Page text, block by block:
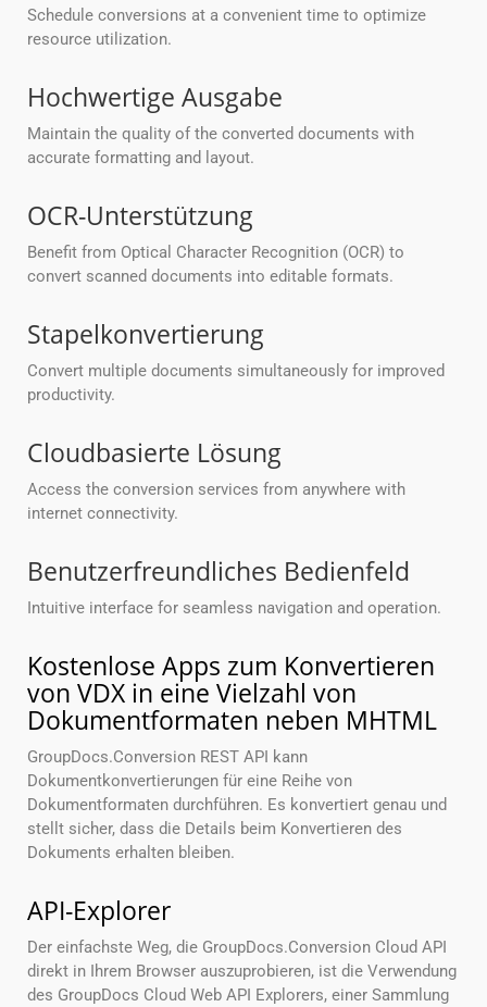
Schedule conversions at a convenient time to optimize
resource utilization.
Hochwertige Ausgabe
Maintain the quality of the converted documents with
accurate formatting and layout.
OCR-Unterstützung
Benefit from Optical Character Recognition (OCR) to
convert scanned documents into editable formats.
Stapelkonvertierung
Convert multiple documents simultaneously for improved
productivity.
Cloudbasierte Lösung
Access the conversion services from anywhere with
internet connectivity.
Benutzerfreundliches Bedienfeld
Intuitive interface for seamless navigation and operation.
Kostenlose Apps zum Konvertieren
von VDX in eine Vielzahl von
Dokumentformaten neben MHTML
GroupDocs.Conversion REST API kann
Dokumentkonvertierungen für eine Reihe von
Dokumentformaten durchführen. Es konvertiert genau und
stellt sicher, dass die Details beim Konvertieren des
Dokuments erhalten bleiben.
API-Explorer
Der einfachste Weg, die GroupDocs.Conversion Cloud API
direkt in Ihrem Browser auszuprobieren, ist die Verwendung
des GroupDocs Cloud Web API Explorers, einer Sammlung